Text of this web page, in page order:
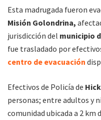
Esta madrugada fueron
Misión Golondrina,
jurisdicción del municipio
fue trasladado por
centro de evacuación
Efectivos de Policía de
personas; entre adultos y
comunidad ubicada a 2 km